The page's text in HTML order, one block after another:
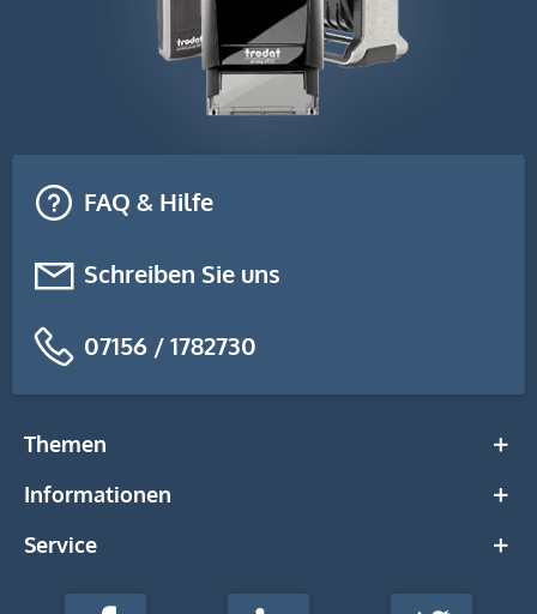
FAQ & Hilfe
Schreiben Sie uns
07156 / 1782730
Themen
Informationen
Service
stempel-